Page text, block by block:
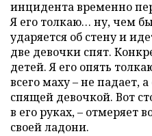
инцидента временно
Я его толкаю… ну, чем
ударяется об стену и
две девочки спят.
детей. Я его опять
всего маху – не падает,
спящей девочкой. Вот
в его руках, – отмеряет
своей ладони.